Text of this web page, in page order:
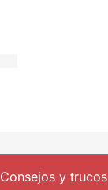
Consejos y trucos